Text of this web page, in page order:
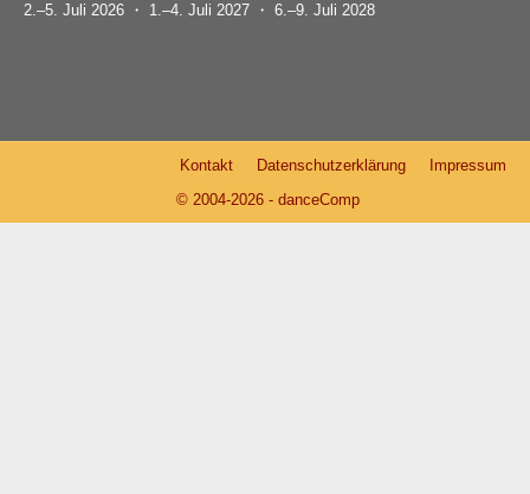
2.–5. Juli 2026 ・ 1.–4. Juli 2027 ・ 6.–9. Juli 2028
© 2004-2026 - danceComp
Kontakt Datenschutzerklärung Impressum